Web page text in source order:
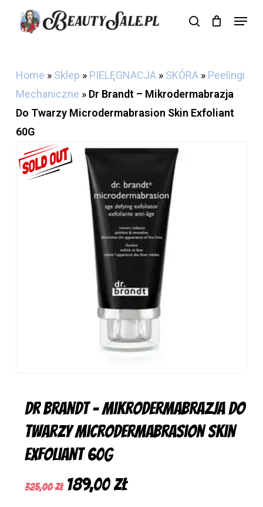
search
Menu
Cart Close
Home » Sklep » PIELĘGNACJA» SKÓRA» Peelingi
Mechaniczne » Dr Brandt – Mikrodermabrazja
Do Twarzy Microdermabrasion Skin Exfoliant
60G
Dr Brandt – Mikrodermabrazja Do
Twarzy Microdermabrasion Skin
Exfoliant 60G
325,00zł Pierwotna
189,00złAktualna